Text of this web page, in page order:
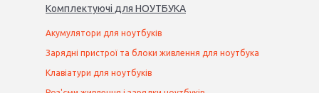
Комплектуючі для НОУТБУКА
Акумулятори для ноутбуків
Зарядні пристрої та блоки живлення для ноутбука
Клавіатури для ноутбуків